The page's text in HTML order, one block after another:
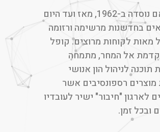
קופל ראם נוסדה ב-1962, מאז ועד היום
בחדשנות מרשימה ורזומה
מאות לקוחות מרוצים. קופל
אל המחר, מתמחה
תוכנה לניהול הון אנושי
רספונסיבים אשר
לארגון "חיבור" ישיר לעובדיו
ובכל זמן.